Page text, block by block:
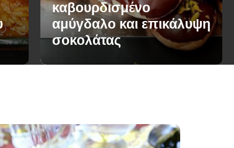
καβουρδισμένο
αμύγδαλο και επικάλυψη
σοκολάτας